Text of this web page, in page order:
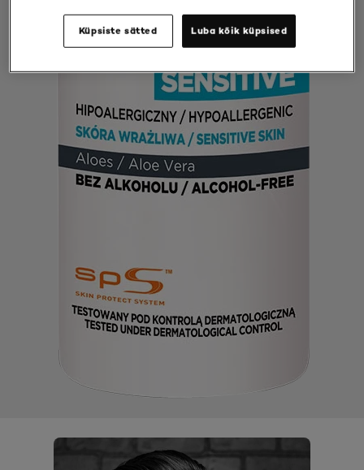
Küpsiste sätted Luba kõik küpsised